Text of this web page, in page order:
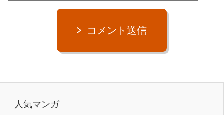
コメント送信
人気マンガ